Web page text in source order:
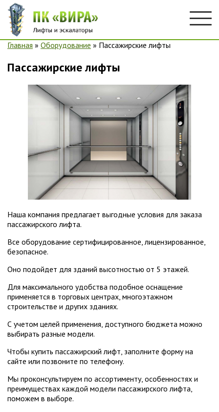
Главная » Оборудование » Пассажирские лифты
Пассажирские лифты
Наша компания предлагает выгодные условия для заказа
пассажирского лифта.
Все оборудование сертифицированное, лицензированное,
безопасное.
Оно подойдет для зданий высотностью от 5 этажей.
Для максимального удобства подобное оснащение
применяется в торговых центрах, многоэтажном
строительстве и других зданиях.
С учетом целей применения, доступного бюджета можно
выбирать разные модели.
Чтобы купить пассажирский лифт, заполните форму на
сайте или позвоните по телефону.
Мы проконсультируем по ассортименту, особенностях и
преимуществах каждой модели пассажирского лифта,
поможем в выборе.